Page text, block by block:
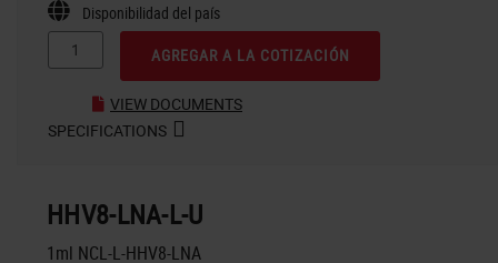
Disponibilidad del país
AGREGAR A LA COTIZACIÓN
VIEW DOCUMENTS
SPECIFICATIONS
HHV8-LNA-L-U
1ml NCL-L-HHV8-LNA